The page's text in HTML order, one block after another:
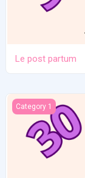
Le post partum
La naissance
Category 1